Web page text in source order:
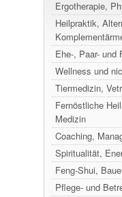
Ergotherapie,
Heilpraktik,
Ehe-, Paar- und
Wellness und
Tiermedizin,
Fernöstliche
Medizin
Coaching,
Spiritualität,
Feng-Shui,
Pflege- und